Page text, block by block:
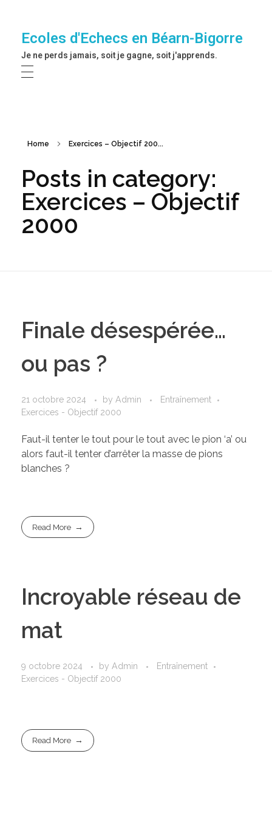
Ecoles d'Echecs en Béarn-Bigorre
Je ne perds jamais, soit je gagne, soit j'apprends.
Home Exercices – Objectif 200...
Posts in category:
Exercices – Objectif
2000
Finale désespérée…
ou pas ?
21 octobre 2024 by Admin
Entraînement
Exercices - Objectif 2000
Faut-il tenter le tout pour le tout avec le pion ‘a’ ou
alors faut-il tenter d’arrêter la masse de pions
blanches ?
Read More
Incroyable réseau de
mat
9 octobre 2024 by Admin
Entraînement
Exercices - Objectif 2000
Read More